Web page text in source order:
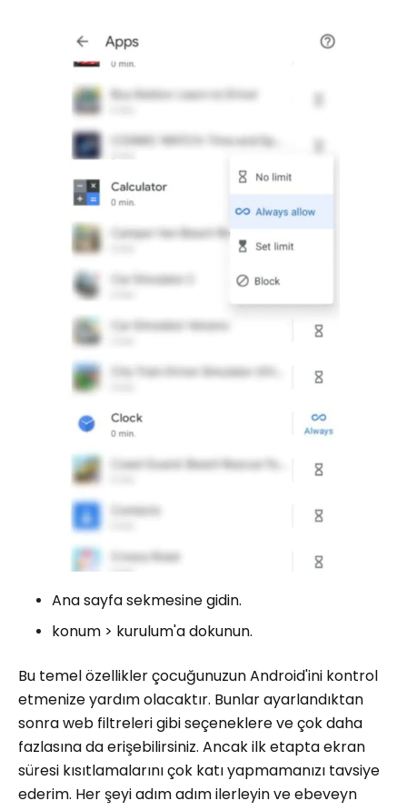
Ana sayfa sekmesine gidin.
konum > kurulum'a dokunun.
Bu temel özellikler çocuğunuzun Android'ini kontrol
etmenize yardım olacaktır. Bunlar ayarlandıktan
sonra web filtreleri gibi seçeneklere ve çok daha
fazlasına da erişebilirsiniz. Ancak ilk etapta ekran
süresi kısıtlamalarını çok katı yapmamanızı tavsiye
ederim. Her şeyi adım adım ilerleyin ve ebeveyn